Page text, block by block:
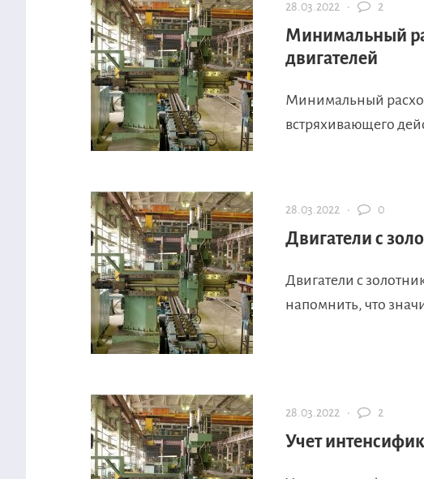
28.03.2022 · 2
Минимальный
двигателей
Минимальный
встряхивающего
28.03.2022 · 0
Двигатели с
Двигатели с
напомнить, что
28.03.2022 · 2
Учет